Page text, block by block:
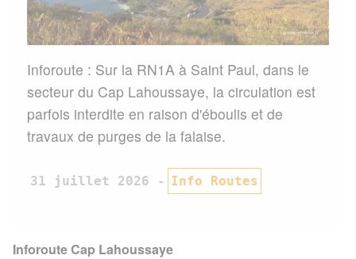
Inforoute : Sur la RN1A à Saint Paul, dans le
secteur du Cap Lahoussaye, la circulation est
parfois interdite en raison d'éboulis et de
travaux de purges de la falaise.
31 juillet 2026 Info Routes
Inforoute Cap Lahoussaye